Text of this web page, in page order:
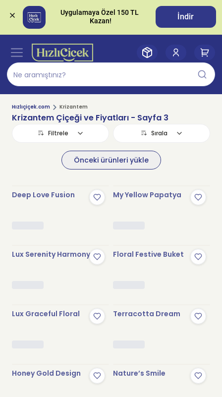
Uygulamaya Özel 150 TL
İndir
Hızlıçiçek.com Krizantem
Krizantem Çiçeği ve Fiyatları - Sayfa 3
Filtrele Sırala
Önceki ürünleri yükle
Deep Love Fusion My Yellow Papatya
Lux Serenity Harmony Floral Festive Buket
Lux Graceful Floral Terracotta Dream
Honey Gold Design Nature’s Smile